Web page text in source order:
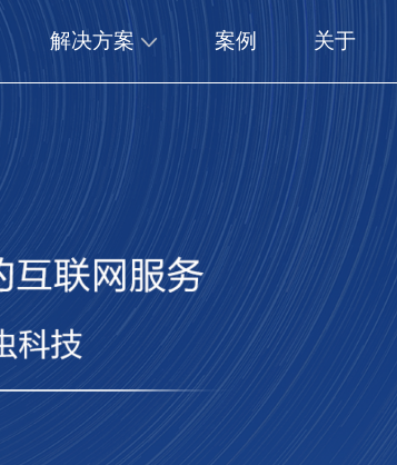
解决方案 案例 关于